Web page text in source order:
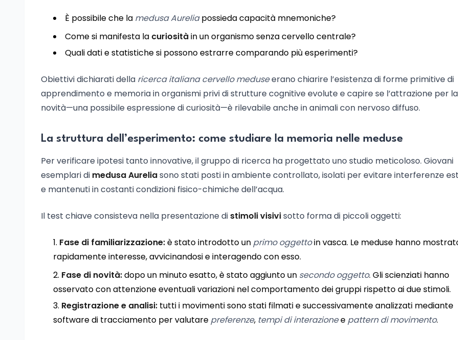
È possibile che la medusa Aureliapossieda capacità mnemoniche?
Come si manifesta la curiositàin un organismo senza cervello centrale?
Quali dati e statistiche si possono estrarre comparando più esperimenti?
Obiettivi dichiarati della ricerca italiana cervello meduseerano chiarire l’esistenza di forme primitive di
apprendimento e memoria in organismi privi di strutture cognitive evolute e capire se l’attrazione per la
novità—una possibile espressione di curiosità—è rilevabile anche in animali con nervoso diffuso.
La struttura dell’esperimento: come studiare la memoria nelle meduse
Per verificare ipotesi tanto innovative, il gruppo di ricerca ha progettato uno studio meticoloso. Giovani
esemplari di medusa Aureliasono stati posti in ambiente controllato, isolati per evitare interferenze
e mantenuti in costanti condizioni fisico-chimiche dell’acqua.
Il test chiave consisteva nella presentazione di stimoli visivisotto forma di piccoli oggetti:
Fase di familiarizzazione:è stato introdotto un primo oggettoin vasca. Le meduse hanno
rapidamente interesse, avvicinandosi e interagendo con esso.
Fase di novità:dopo un minuto esatto, è stato aggiunto un secondo oggetto. Gli scienziati hanno
osservato con attenzione eventuali variazioni nel comportamento dei gruppi rispetto ai due stimoli.
Registrazione e analisi: tutti i movimenti sono stati filmati e successivamente analizzati mediante
software di tracciamento per valutare preferenze, tempi di interazionee pattern di movimento.